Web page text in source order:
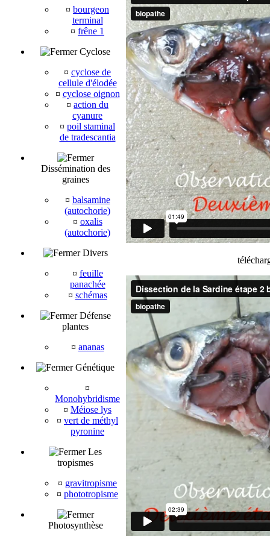
¤ bourgeon
terminal
¤ frêne 1
Cyclose
¤ cyclose de
cellule d'élodée
¤ cyclose oignon
¤ action du
cyanure
¤ poil staminal
de tradescantia
Dissémination des
graines
¤ balsamine
(autochorie)
¤ oxalis
(autochorie)
Divers
¤ feuille
panachée
¤ schémas
Défense
plantes
¤ ananas
Génétique
¤
Monohybridisme
¤ Méiose lys
¤ vert de méthyl
pyronine
Les
tropismes
¤ gravitropisme
¤ phototropisme
Photosynthèse